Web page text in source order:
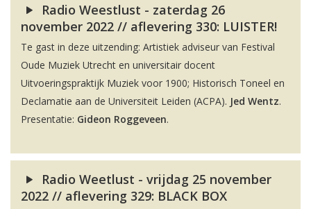
Radio Weestlust - zaterdag 26
november 2022 // aflevering 330: LUISTER!
Te gast in deze uitzending: Artistiek adviseur van Festival
Oude Muziek Utrecht en universitair docent
Uitvoeringspraktijk Muziek voor 1900; Historisch Toneel en
Declamatie aan de Universiteit Leiden (ACPA). Jed Wentz.
Presentatie: Gideon Roggeveen.
Radio Weetlust - vrijdag 25 november
2022 // aflevering 329: BLACK BOX